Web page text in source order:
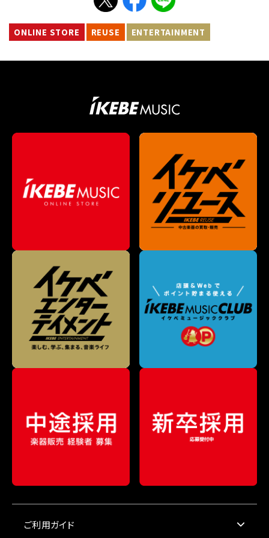
ONLINE STORE REUSE ENTERTAINMENT
ご利用ガイド